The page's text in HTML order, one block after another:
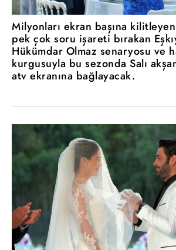
Milyonları ekran başına
pek çok soru işareti bırakan
Hükümdar Olmaz senaryosu ve
kurgusuyla bu sezonda Salı
atv ekranına bağlayacak.